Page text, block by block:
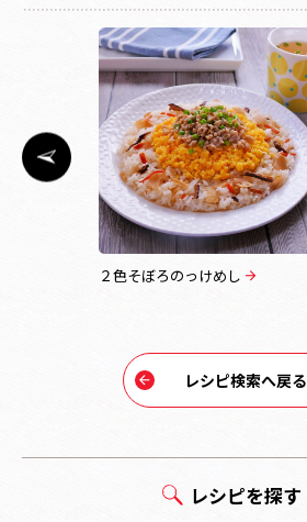
レシピを探す
２色そぼろのっけめし
レシピ検索へ戻る